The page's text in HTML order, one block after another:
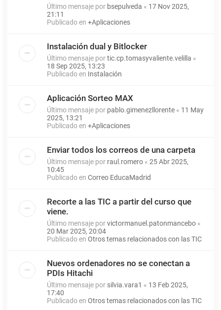
Último mensaje por bsepulveda « 17 Nov 2025,
21:11
Publicado en +Aplicaciones
Instalación dual y Bitlocker
Último mensaje portic.cp.tomasyvaliente.velilla «
18 Sep 2025, 13:23
Publicado en Instalación
Aplicación Sorteo MAX
Último mensaje por pablo.gimenezllorente « 11 May
2025, 13:21
Publicado en +Aplicaciones
Enviar todos los correos de una carpeta
Último mensaje por raul.romero « 25 Abr 2025,
10:45
Publicado en Correo EducaMadrid
Recorte a las TIC a partir del curso que
viene.
Último mensaje porvictormanuel.patonmancebo «
20 Mar 2025, 20:04
Publicado en Otros temas relacionados con las TIC
Nuevos ordenadores no se conectan a
PDIs Hitachi
Último mensaje por silvia.vara1 « 13 Feb 2025,
17:40
Publicado en Otros temas relacionados con las TIC